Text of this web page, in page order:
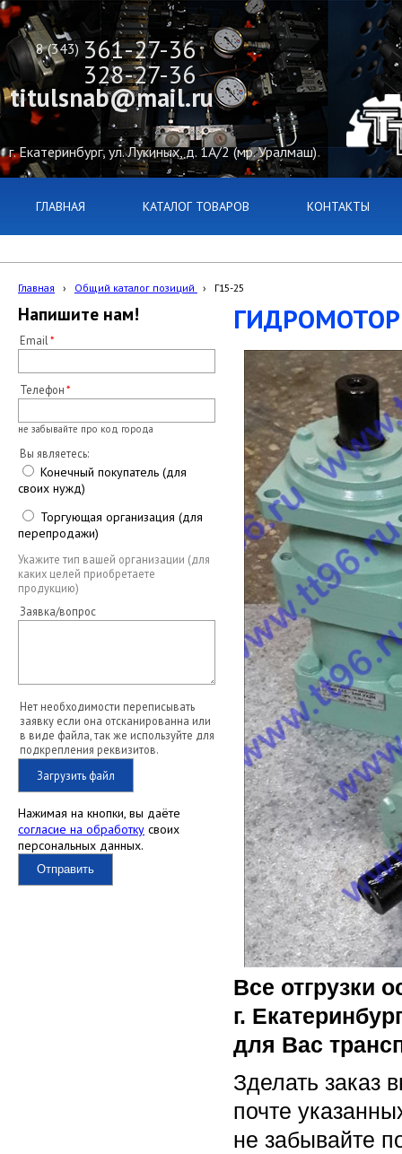
8 (343) 361-27-36
г. Екатеринбург, ул. Лукиных, д. 1А/2 (мр. Уралмаш)
328-27-36
titulsnab@mail.ru
ГЛАВНАЯ КАТАЛОГ ТОВАРОВ КОНТАКТЫ
Главная › Общий каталог позиций › Г15-25
Напишите нам!
Email
Телефон
не забывайте про код города
Вы являетесь:
Конечный покупатель (для
своих нужд)
Торгующая организация (для
перепродажи)
Укажите тип вашей организации (для
каких целей приобретаете
продукцию)
Заявка/вопрос
Нет необходимости переписывать
заявку если она отсканированна или
в виде файла, так же используйте для
подкрепления реквизитов.
Загрузить файл
Нажимая на кнопки, вы даёте
согласие на обработку своих
персональных данных.
Отправить
Все отгрузки
г.
для Вас
Зделать заказ
почте
не забывайте